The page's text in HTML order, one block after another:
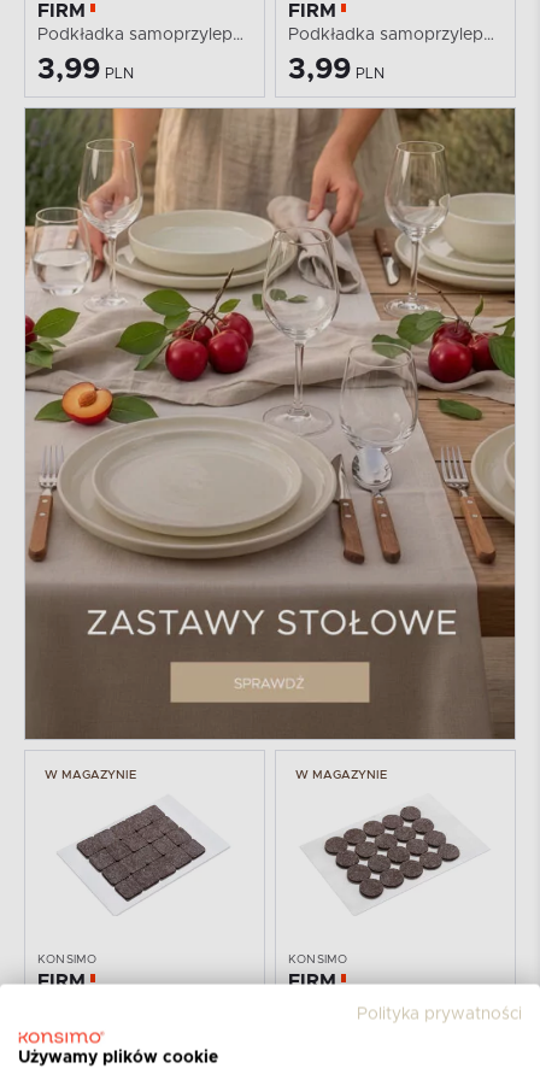
FIRM
Podkładka samoprzylepna
3,99 PLN
FIRM
Podkładka samoprzylepna
3,99 PLN
W MAGAZYNIE
KONSIMO
FIRM
3,99
W MAGAZYNIE
KONSIMO
FIRM
Polityka prywatności
Używamy plików cookie